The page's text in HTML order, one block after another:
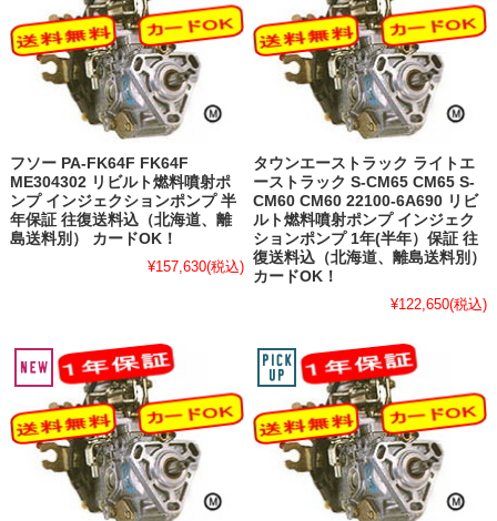
フソー PA-FK64F FK64F
ME304302 リビルト燃料噴射ポ
ンプ インジェクションポンプ 半
年保証 往復送料込（北海道、離
島送料別） カードOK！
¥157,630(税込)
タウンエーストラック ライトエ
ーストラック S-CM65 CM65 S-
CM60 CM60 22100-6A690 リビ
ルト燃料噴射ポンプ インジェク
ションポンプ 1年(半年）保証 往
復送料込（北海道、離島送料別）
カードOK！
¥122,650(税込)